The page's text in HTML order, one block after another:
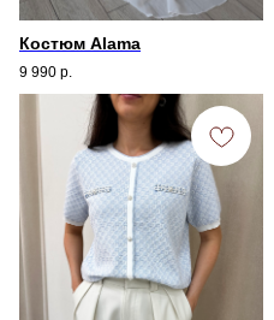
Костюм Alama
9 990 р.